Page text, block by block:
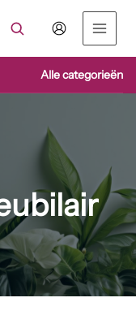
Alle categorieën